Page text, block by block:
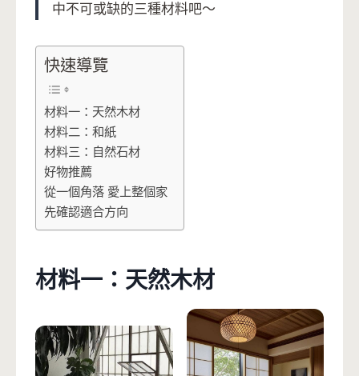
中不可或缺的三種材料吧～
快速導覽
材料一：天然木材
材料二：和紙
材料三：自然石材
好物推薦
從一個角落 愛上整個家
先確認適合方向
材料一：天然木材